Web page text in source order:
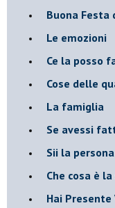
​Buona Festa
Le emozioni
​Ce la posso
​Cose delle
​La famiglia
​Se avessi
​Sii la
Che cosa è
​Hai Presente